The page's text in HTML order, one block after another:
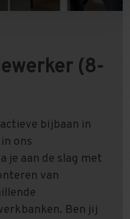
(8-
bijbaan in
ons
je aan de slag met
van
Ben jij